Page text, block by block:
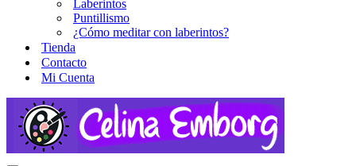
Laberintos
Puntillismo
¿Cómo meditar con laberintos?
Tienda
Contacto
Mi Cuenta